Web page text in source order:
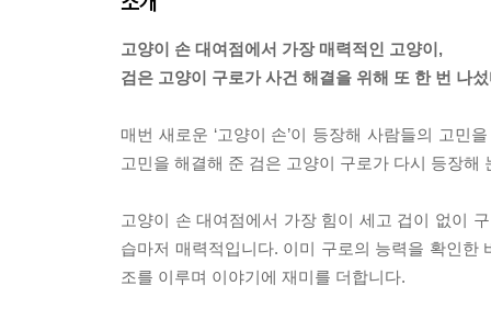
고양이 손 대여점에서 가장 매력적인 고양이,
검은 고양이 구로가 사건 해결을 위해 또 한 번 나
매번 새로운 ‘고양이 손’이 등장해 사람들의 고민
고민을 해결해 준 검은 고양이 구로가 다시 등장해
고양이 손 대여점에서 가장 힘이 세고 겁이 없이
습마저 매력적입니다. 이미 구로의 능력을 확인
조를 이루며 이야기에 재미를 더합니다.